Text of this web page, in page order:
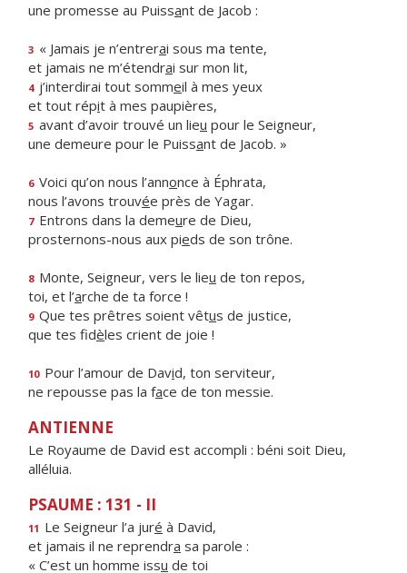
une promesse au Puissant de Jacob :
3 « Jamais je n’entrerai sous ma tente,
et jamais ne m’étendrai sur mon lit,
4 j’interdirai tout sommeil à mes yeux
et tout répit à mes paupières,
5 avant d’avoir trouvé un lieu pour le Seigneur,
une demeure pour le Puissant de Jacob. »
6 Voici qu’on nous l’annonce à Éphrata,
nous l’avons trouvée près de Yagar.
7 Entrons dans la demeure de Dieu,
prosternons-nous aux pieds de son trône.
8 Monte, Seigneur, vers le lieu de ton repos,
toi, et l’arche de ta force !
9 Que tes prêtres soient vêtus de justice,
que tes fidèles crient de joie !
10 Pour l’amour de David, ton serviteur,
ne repousse pas la face de ton messie.
ANTIENNE
Le Royaume de David est accompli : béni soit Dieu,
alléluia.
PSAUME : 131 - II
11 Le Seigneur l’a juré à David,
et jamais il ne reprendra sa parole :
« C’est un homme issu de toi